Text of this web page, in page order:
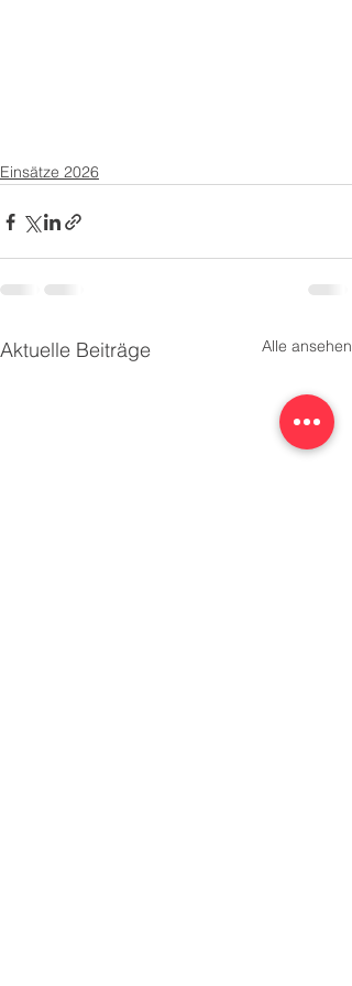
Einsätze 2026
Aktuelle Beiträge Alle ansehen